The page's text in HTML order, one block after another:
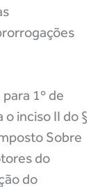
1º de
inciso II do §
Sobre
do
do